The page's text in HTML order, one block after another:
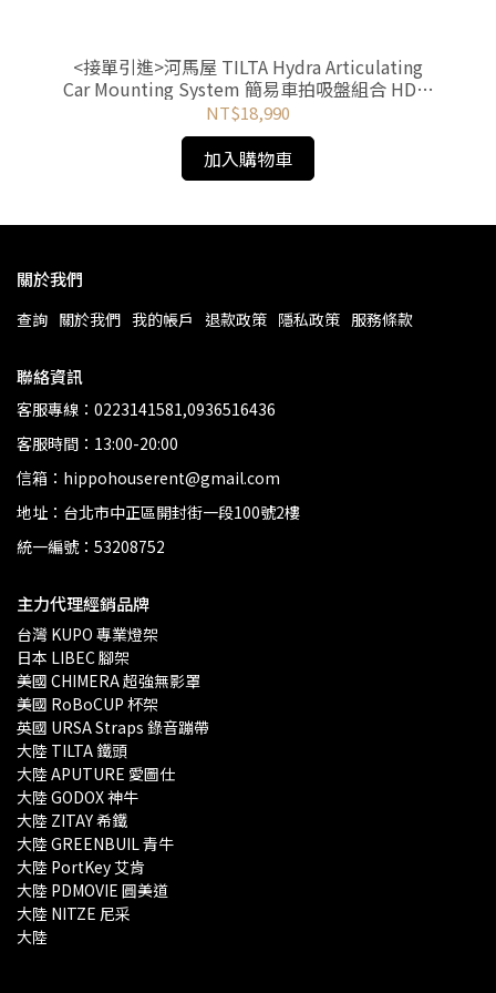
<接單引進>河馬屋 TILTA Hydra Articulating
Car Mounting System 簡易車拍吸盤組合 HDA-
T11
NT$18,990
加入購物車
關於我們
查詢 關於我們 我的帳戶 退款政策 隱私政策 服務條款
聯絡資訊
客服專線：0223141581,0936516436
客服時間：13:00-20:00
信箱：hippohouserent@gmail.com
地址：台北市中正區開封街一段100號2樓
統一編號：53208752
主力代理經銷品牌
台灣 KUPO 專業燈架
日本 LIBEC 腳架
美國 CHIMERA 超強無影罩
美國 RoBoCUP 杯架
英國 URSA Straps 錄音蹦帶
大陸 TILTA 鐵頭
大陸 APUTURE 愛圖仕
大陸 GODOX 神牛
大陸 ZITAY 希鐵
大陸 GREENBUIL 青牛
大陸 PortKey 艾肯
大陸 PDMOVIE 圓美道
大陸 NITZE 尼采
大陸